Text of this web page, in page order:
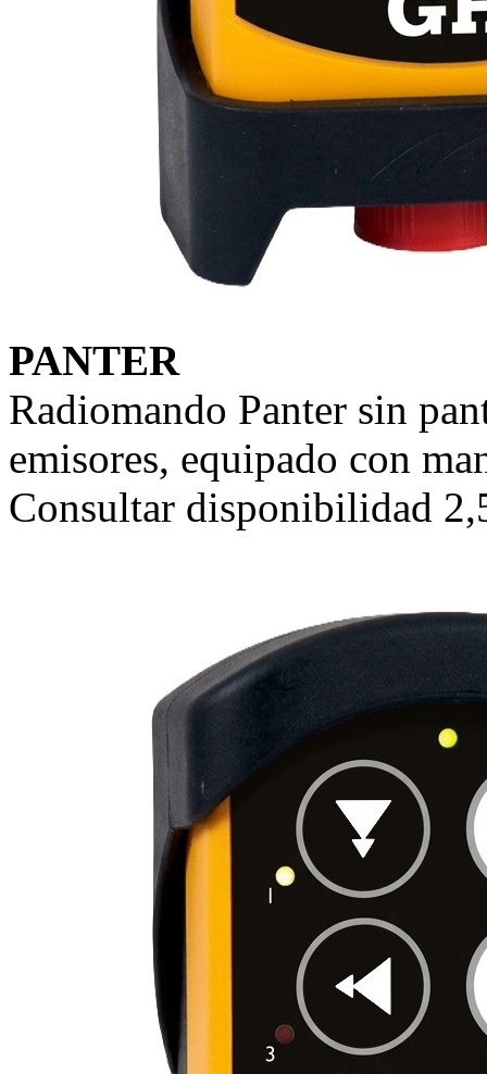
PANTER
Radiomando Panter sin
emisores, equipado con
Consultar disponibilidad